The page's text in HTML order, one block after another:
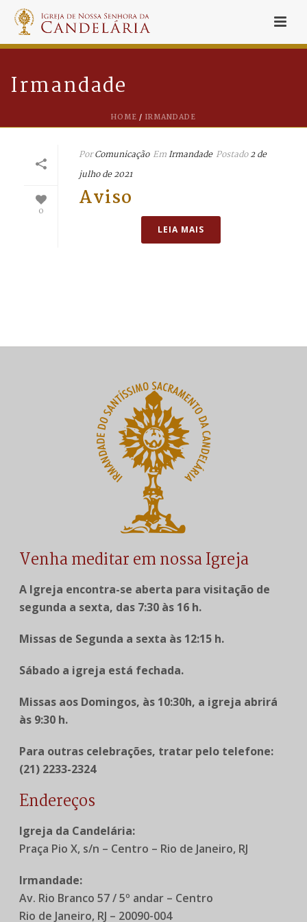
Irmandade
HOME / IRMANDADE
0
PorComunicação EmIrmandade Postado2 de
julho de 2021
Aviso
LEIA MAIS
Venha meditar em nossa Igreja
A Igreja encontra-se aberta para visitação de
segunda a sexta, das 7:30 às 16 h.
Missas de Segunda a sexta às 12:15 h.
Sábado a igreja está fechada.
Missas aos Domingos, às 10:30h, a igreja abrirá
às 9:30 h.
Para outras celebrações, tratar pelo telefone:
(21) 2233-2324
Endereços
Igreja da Candelária:
Praça Pio X, s/n – Centro – Rio de Janeiro, RJ
Irmandade:
Av. Rio Branco 57 / 5º andar – Centro
Rio de Janeiro, RJ – 20090-004